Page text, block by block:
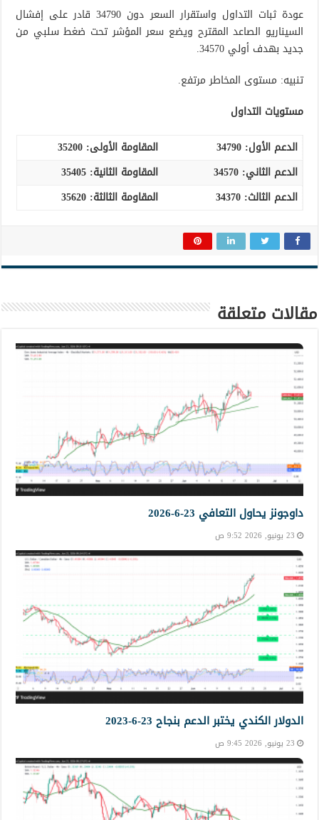
عودة ثبات التداول واستقرار السعر دون 34790 قادر على إفشال
السيناريو الصاعد المقترح ويضع سعر المؤشر تحت ضغط سلبي من
جديد بهدف أولي 34570.
تنبيه: مستوى المخاطر مرتفع.
مستويات التداول
الدعم الأول: 34790 المقاومة الأولى: 35200
الدعم الثاني: 34570
المقاومة الثانية: 35405
الدعم الثالث:
34370 المقاومة الثالثة: 35620
مقالات متعلقة
داوجونز يحاول التعافي 23-6-2026
23 يونيو, 2026 9:52 ص
الدولار الكندي يختبر الدعم بنجاح 23-6-2023
23 يونيو, 2026 9:45 ص